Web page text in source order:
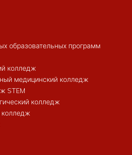
образовательных программ
колледж
медицинский колледж
STEM
колледж
колледж